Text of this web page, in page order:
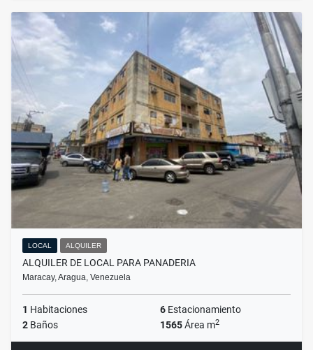
LOCAL ALQUILER
ALQUILER DE LOCAL PARA PANADERIA
Maracay, Aragua, Venezuela
1 Habitaciones 6 Estacionamiento
2 Baños 1565Área m2